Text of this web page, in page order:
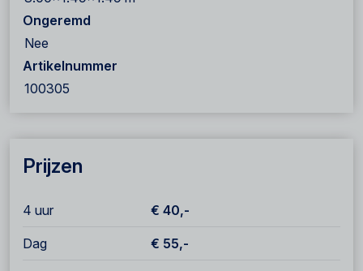
Ongeremd
Nee
Artikelnummer
100305
Prijzen
4 uur € 40,-
Dag € 55,-